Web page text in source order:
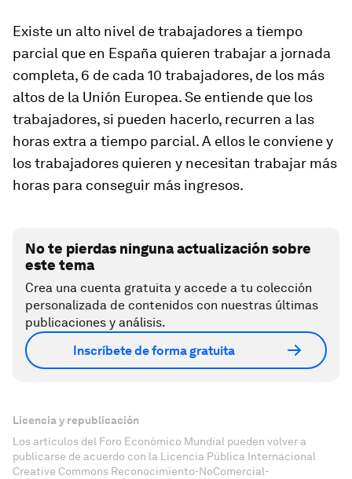
Existe un alto nivel de trabajadores a tiempo
parcial que en España quieren trabajar a jornada
completa, 6 de cada 10 trabajadores, de los más
altos de la Unión Europea. Se entiende que los
trabajadores, si pueden hacerlo, recurren a las
horas extra a tiempo parcial. A ellos le conviene y
los trabajadores quieren y necesitan trabajar más
horas para conseguir más ingresos.
No te pierdas ninguna actualización sobre
este tema
Crea una cuenta gratuita y accede a tu colección
personalizada de contenidos con nuestras últimas
publicaciones y análisis.
Inscríbete de forma gratuita
Licencia y republicación
Los artículos del Foro Económico Mundial pueden volver a
publicarse de acuerdo con la Licencia Pública Internacional
Creative Commons Reconocimiento-NoComercial-